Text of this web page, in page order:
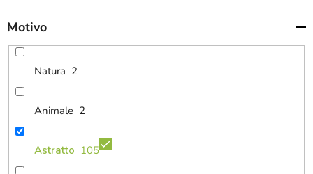
Motivo
Natura 2
Animale 2
Astratto 105